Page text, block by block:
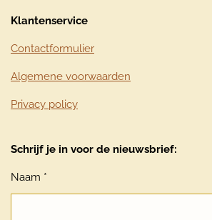
Klantenservice
Contactformulier
Algemene voorwaarden
Privacy policy
Schrijf je in voor de nieuwsbrief:
Naam *